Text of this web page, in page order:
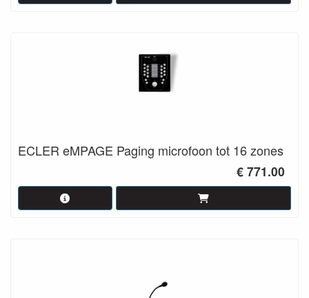
ECLER eMPAGE Paging microfoon tot 16 zones
€ 771.00